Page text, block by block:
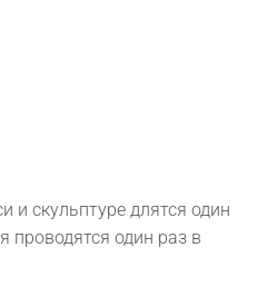
и скульптуре длятся один
проводятся один раз в